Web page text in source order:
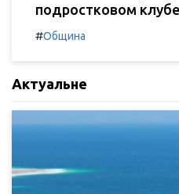
подростковом
#Община
Актуальне